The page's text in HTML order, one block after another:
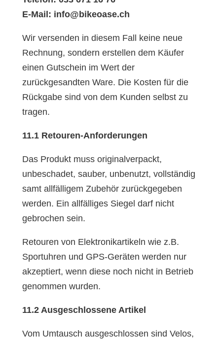
E-Mail: info@bikeoase.ch
Wir versenden in diesem Fall keine neue
Rechnung, sondern erstellen dem Käufer
einen Gutschein im Wert der
zurückgesandten Ware. Die Kosten für die
Rückgabe sind von dem Kunden selbst zu
tragen.
11.1 Retouren-Anforderungen
Das Produkt muss originalverpackt,
unbeschadet, sauber, unbenutzt, vollständig
samt allfälligem Zubehör zurückgegeben
werden. Ein allfälliges Siegel darf nicht
gebrochen sein.
Retouren von Elektronikartikeln wie z.B.
Sportuhren und GPS-Geräten werden nur
akzeptiert, wenn diese noch nicht in Betrieb
genommen wurden.
11.2 Ausgeschlossene Artikel
Vom Umtausch ausgeschlossen sind Velos,